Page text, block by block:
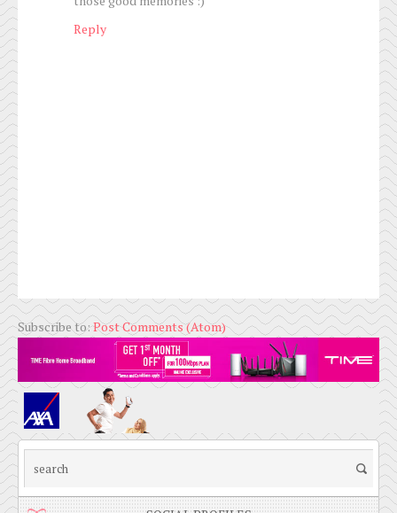
Reply
Subscribe to:Post Comments (Atom)